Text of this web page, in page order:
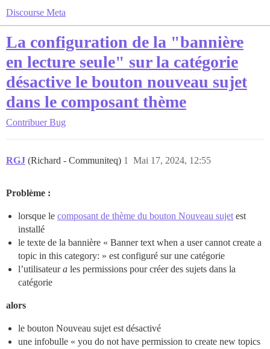
Discourse Meta
La configuration de la "bannière
en lecture seule" sur la catégorie
désactive le bouton nouveau sujet
dans le composant thème
Contribuer Bug
RGJ (Richard - Communiteq) Mai 17, 2024, 12:55
1
Problème :
lorsque le composant de thème du bouton Nouveau sujet est
installé
le texte de la bannière « Banner text when a user cannot create a
topic in this category: » est configuré sur une catégorie
l’utilisateura les permissions pour créer des sujets dans la
catégorie
alors
le bouton Nouveau sujet est désactivé
une infobulle « you do not have permission to create new topics